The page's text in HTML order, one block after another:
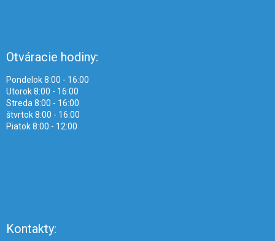
Otváracie hodiny:
Pondelok 8:00 - 16:00
Utorok 8:00 - 16:00
Streda 8:00 - 16:00
štvrtok 8:00 - 16:00
Piatok 8:00 - 12:00
Kontakty: